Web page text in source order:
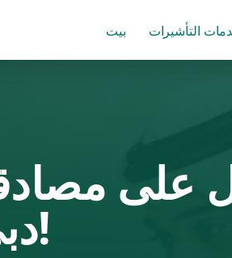
بيت التأشيرات
على
دبي بدون متاعب اليوم!